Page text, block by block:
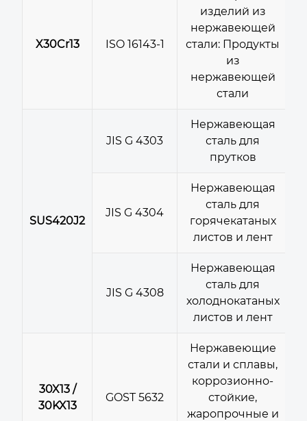
X30Cr13 ISO 16143-1
изделий из
нержавеющей
стали: Продукты
из
нержавеющей
стали
SUS420J2
JIS G 4303
Нержавеющая
сталь для
прутков
JIS G 4304
Нержавеющая
сталь для
горячекатаных
листов и лент
JIS G 4308
Нержавеющая
сталь для
холоднокатаных
листов и лент
30X13 /
30KX13
GOST 5632
Нержавеющие
стали и сплавы,
коррозионно-
стойкие,
жаропрочные и